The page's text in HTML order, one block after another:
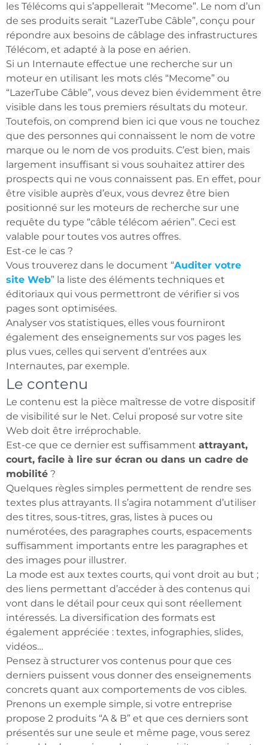
les Télécoms qui s’appellerait “Mecome”. Le nom d’un
de ses produits serait “LazerTube Câble”, conçu pour
répondre aux besoins de câblage des infrastructures
Télécom, et adapté à la pose en aérien.
Si un Internaute effectue une recherche sur un
moteur en utilisant les mots clés “Mecome” ou
“LazerTube Câble”, vous devez bien évidemment être
visible dans les tous premiers résultats du moteur.
Toutefois, on comprend bien ici que vous ne touchez
que des personnes qui connaissent le nom de votre
marque ou le nom de vos produits. C’est bien, mais
largement insuffisant si vous souhaitez attirer des
prospects qui ne vous connaissent pas. En effet, pour
être visible auprès d’eux, vous devrez être bien
positionné sur les moteurs de recherche sur une
requête du type “câble télécom aérien”. Ceci est
valable pour toutes vos autres offres.
Est-ce le cas ?
Vous trouverez dans le document “Auditer votre
site Web” la liste des éléments techniques et
éditoriaux qui vous permettront de vérifier si vos
pages sont optimisées.
Analyser vos statistiques, elles vous fourniront
également des enseignements sur vos pages les
plus vues, celles qui servent d’entrées aux
Internautes, par exemple.
Le contenu
Le contenu est la pièce maîtresse de votre dispositif
de visibilité sur le Net. Celui proposé sur votre site
Web doit être irréprochable.
Est-ce que ce dernier est suffisamment attrayant,
court, facile à lire sur écran ou dans un cadre de
mobilité ?
Quelques règles simples permettent de rendre ses
textes plus attrayants. Il s’agira notamment d’utiliser
des titres, sous-titres, gras, listes à puces ou
numérotées, des paragraphes courts, espacements
suffisamment importants entre les paragraphes et
des images pour illustrer.
La mode est aux textes courts, qui vont droit au but ;
des liens permettant d’accéder à des contenus qui
vont dans le détail pour ceux qui sont réellement
intéressés. La diversification des formats est
également appréciée : textes, infographies, slides,
vidéos…
Pensez à structurer vos contenus pour que ces
derniers puissent vous donner des enseignements
concrets quant aux comportements de vos cibles.
Prenons un exemple simple, si votre entreprise
propose 2 produits “A & B” et que ces derniers sont
présentés sur une seule et même page, vous serez